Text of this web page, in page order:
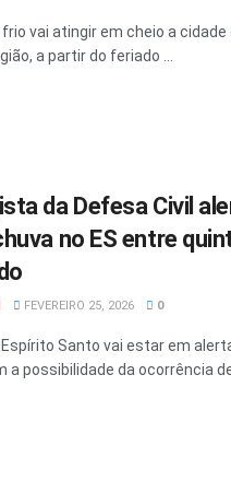
vai atingir em cheio a cidade
a partir do feriado ...
da Defesa Civil
no ES entre
FEVEREIRO 25, 2026 0
Santo vai estar em
a possibilidade da ocorrência